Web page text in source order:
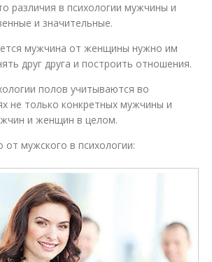
различия в психологии мужчины и
и значительные.
мужчина от женщины нужно им
друг друга и построить отношения.
полов учитываются во
не только конкретных мужчины и
и женщин в целом.
от мужского в психологии: